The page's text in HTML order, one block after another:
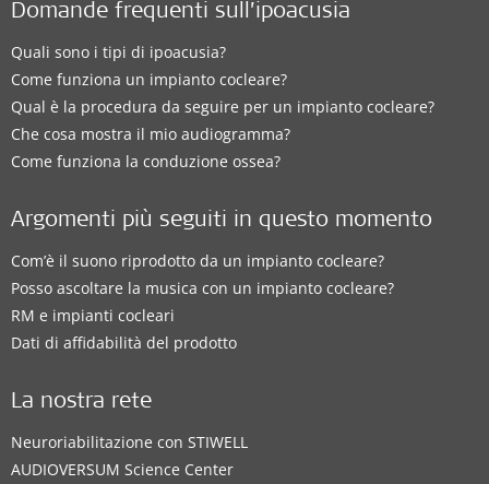
Domande frequenti sull’ipoacusia
Quali sono i tipi di ipoacusia?
Come funziona un impianto cocleare?
Qual è la procedura da seguire per un impianto cocleare?
Che cosa mostra il mio audiogramma?
Come funziona la conduzione ossea?
Argomenti più seguiti in questo momento
Com’è il suono riprodotto da un impianto cocleare?
Posso ascoltare la musica con un impianto cocleare?
RM e impianti cocleari
Dati di affidabilità del prodotto
La nostra rete
Neuroriabilitazione con STIWELL
AUDIOVERSUM Science Center